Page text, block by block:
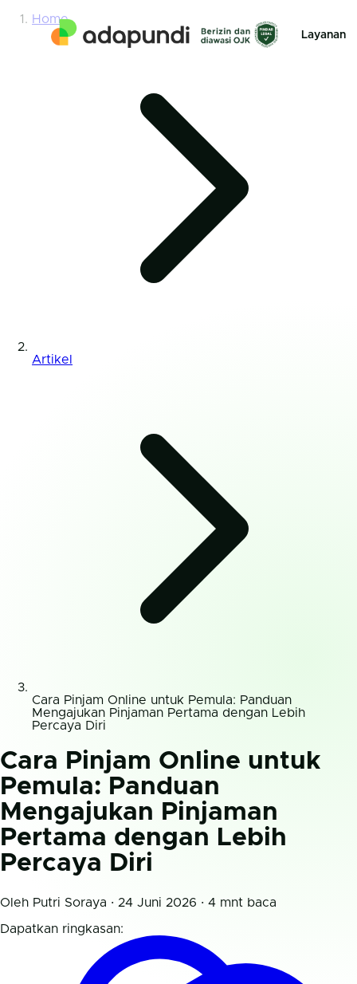
Layanan
Home
Artikel
Cara Pinjam Online untuk Pemula: Panduan
Mengajukan Pinjaman Pertama dengan Lebih
Percaya Diri
Cara Pinjam Online untuk
Pemula: Panduan
Mengajukan Pinjaman
Pertama dengan Lebih
Percaya Diri
Oleh Putri Soraya · 24 Juni 2026 · 4 mnt baca
Dapatkan ringkasan: